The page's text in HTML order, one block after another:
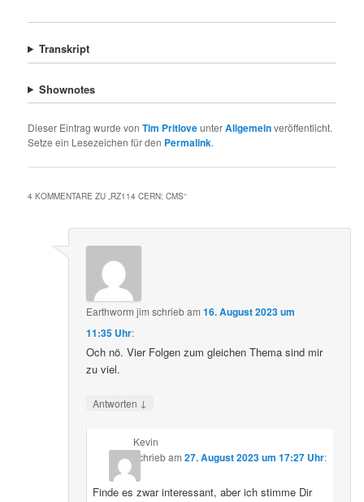
Transkript
Shownotes
Dieser Eintrag wurde vonTim PritloveunterAllgemeinveröffentlicht.
Setze ein Lesezeichen für den Permalink.
4 KOMMENTARE ZU „ RZ114 CERN: CMS“
Earthworm jim schriebam16. August 2023 um
11:35 Uhr:
Och nö. Vier Folgen zum gleichen Thema sind mir
zu viel.
Antworten ↓
Kevin
schriebam 27. August 2023 um 17:27 Uhr:
Finde es zwar interessant, aber ich stimme Dir